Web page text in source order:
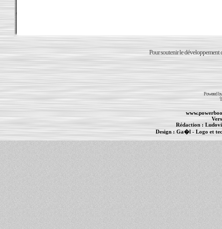
Pour soutenir le développement
Powered
Rédaction :
Design :Ga�l- Logo et
- MacBook Pro